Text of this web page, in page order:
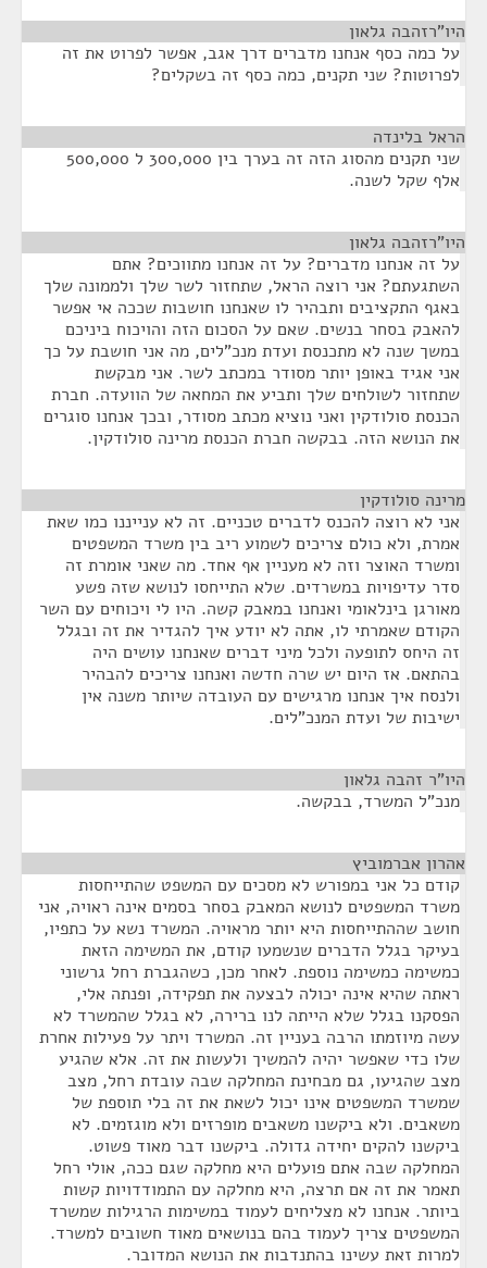
היו"רזהבה גלאון
על כמה כסף אנחנו מדברים דרך אגב, אפשר לפרוט את זה
לפרוטות? שני תקנים, כמה כסף זה בשקלים?
הראל בלינדה
שני תקנים מהסוג הזה זה בערך בין 300,000 ל 500,000
אלף שקל לשנה.
היו"רזהבה גלאון
על זה אנחנו מדברים? על זה אנחנו מתווכים? אתם
השתגעתם? אני רוצה הראל, שתחזור לשר שלך ולממונה שלך
באגף התקציבים ותבהיר לו שאנחנו חושבות שככה אי אפשר
להאבק בסחר בנשים. שאם על הסכום הזה והויכוח ביניכם
במשך שנה לא מתכנסת ועדת מנכ"לים, מה אני חושבת על כך
אני אגיד באופן יותר מסודר במכתב לשר. אני מבקשת
שתחזור לשולחים שלך ותביע את המחאה של הוועדה. חברת
הכנסת סולודקין ואני נוציא מכתב מסודר, ובכך אנחנו סוגרים
את הנושא הזה. בבקשה חברת הכנסת מרינה סולודקין.
מרינה סולודקין
אני לא רוצה להכנס לדברים טכניים. זה לא ענייננו כמו שאת
אמרת, ולא כולם צריכים לשמוע ריב בין משרד המשפטים
ומשרד האוצר וזה לא מעניין אף אחד. מה שאני אומרת זה
סדר עדיפויות במשרדים. שלא התייחסו לנושא שזה פשע
מאורגן בינלאומי ואנחנו במאבק קשה. היו לי ויכוחים עם השר
הקודם שאמרתי לו, אתה לא יודע איך להגדיר את זה ובגלל
זה היחס לתופעה ולכל מיני דברים שאנחנו עושים היה
בהתאם. אז היום יש שרה חדשה ואנחנו צריכים להבהיר
ולנסח איך אנחנו מרגישים עם העובדה שיותר משנה אין
ישיבות של ועדת המנכ"לים.
היו"ר זהבה גלאון
מנכ"ל המשרד, בבקשה.
אהרון אברמוביץ
קודם כל אני במפורש לא מסכים עם המשפט שהתייחסות
משרד המשפטים לנושא המאבק בסחר בסמים אינה ראויה, אני
חושב שההתייחסות היא יותר מראויה. המשרד נשא על כתפיו,
בעיקר בגלל הדברים שנשמעו קודם, את המשימה הזאת
כמשימה כמשימה נוספת. לאחר מכן, כשהגברת רחל גרשוני
ראתה שהיא אינה יכולה לבצעה את תפקידה, ופנתה אלי,
הפסקנו בגלל שלא הייתה לנו ברירה, לא בגלל שהמשרד לא
עשה מיוזמתו הרבה בעניין זה. המשרד ויתר על פעילות אחרת
שלו כדי שאפשר יהיה להמשיך ולעשות את זה. אלא שהגיע
מצב שהגיעו, גם מבחינת המחלקה שבה עובדת רחל, מצב
שמשרד המשפטים אינו יכול לשאת את זה בלי תוספת של
משאבים. ולא ביקשנו משאבים מופרזים ולא מוגזמים. לא
ביקשנו להקים יחידה גדולה. ביקשנו דבר מאוד פשוט.
המחלקה שבה אתם פועלים היא מחלקה שגם ככה, אולי רחל
תאמר את זה אם תרצה, היא מחלקה עם התמודדויות קשות
ביותר. אנחנו לא מצליחים לעמוד במשימות הרגילות שמשרד
המשפטים צריך לעמוד בהם בנושאים מאוד חשובים למשרד.
למרות זאת עשינו בהתנדבות את הנושא המדובר.